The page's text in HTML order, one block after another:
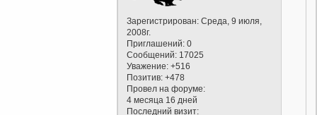
Зарегистрирован: Среда, 9 июля,
2008г.
Приглашений: 0
Сообщений: 17025
Уважение: +516
Позитив: +478
Провел на форуме:
4 месяца 16 дней
Последний визит: